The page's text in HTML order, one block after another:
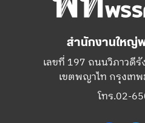
สำนักงานใหญ่
เลขที่ 197 ถนนวิภาวดี
เขตพญาไท กรุงเท
โทร.02-